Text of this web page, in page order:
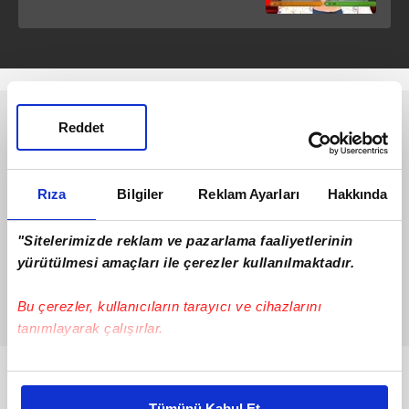
Rıza Bilgiler Reklam Ayarları Hakkında
"Sitelerimizde reklam ve pazarlama faaliyetlerinin
yürütülmesi amaçları ile çerezler kullanılmaktadır.
Bu çerezler, kullanıcıların tarayıcı ve cihazlarını
tanımlayarak çalışırlar.
Bu çerezlere izin vermeniz halinde sizlere özel
Reddet
veda etti
Bunlar da Var